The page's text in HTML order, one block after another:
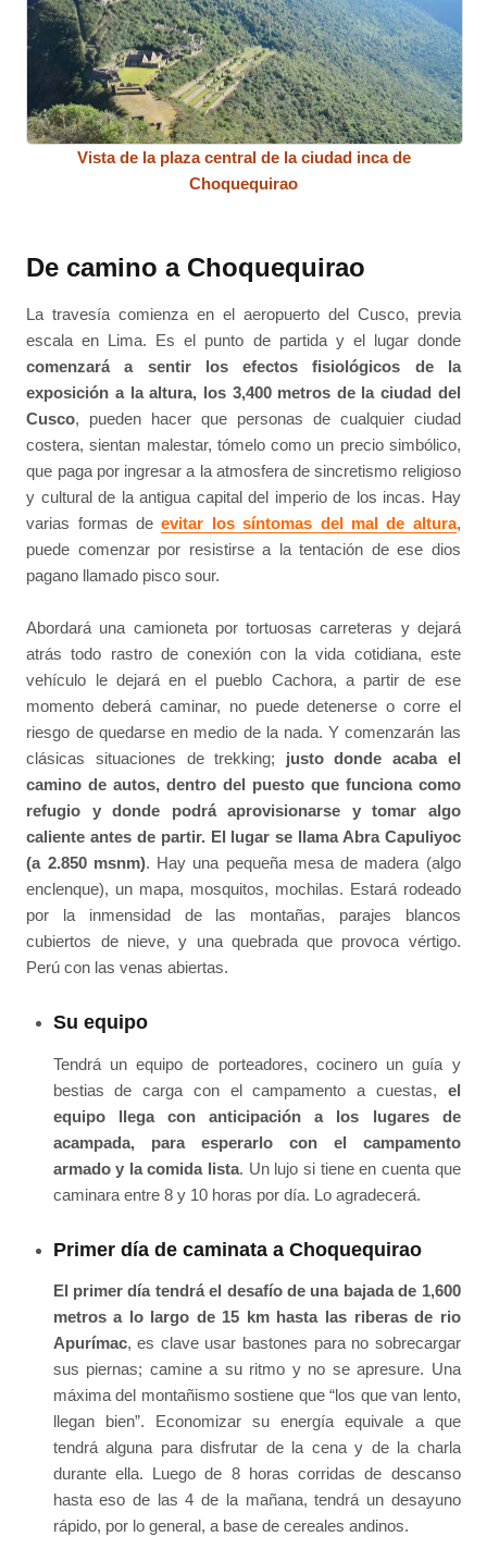
Vista de la plaza central de la ciudad inca de
Choquequirao
De camino a Choquequirao
La travesía comienza en el aeropuerto del Cusco, previa
escala en Lima. Es el punto de partida y el lugar donde
comenzará a sentir los efectos fisiológicos de la
exposición a la altura, los 3,400 metros de la ciudad del
Cusco, pueden hacer que personas de cualquier ciudad
costera, sientan malestar, tómelo como un precio simbólico,
que paga por ingresar a la atmosfera de sincretismo religioso
y cultural de la antigua capital del imperio de los incas. Hay
varias formas deevitar los síntomas del mal de altura,
puede comenzar por resistirse a la tentación de ese dios
pagano llamado pisco sour.
Abordará una camioneta por tortuosas carreteras y dejará
atrás todo rastro de conexión con la vida cotidiana, este
vehículo le dejará en el pueblo Cachora, a partir de ese
momento deberá caminar, no puede detenerse o corre el
riesgo de quedarse en medio de la nada. Y comenzarán las
clásicas situaciones de trekking; justo donde acaba el
camino de autos, dentro del puesto que funciona como
refugio y donde podrá aprovisionarse y tomar algo
caliente antes de partir. El lugar se llama Abra Capuliyoc
(a 2.850 msnm). Hay una pequeña mesa de madera (algo
enclenque), un mapa, mosquitos, mochilas. Estará rodeado
por la inmensidad de las montañas, parajes blancos
cubiertos de nieve, y una quebrada que provoca vértigo.
Perú con las venas abiertas.
Su equipo
Tendrá un equipo de porteadores, cocinero un guía y
bestias de carga con el campamento a cuestas, el
equipo llega con anticipación a los lugares de
acampada, para esperarlo con el campamento
armado y la comida lista. Un lujo si tiene en cuenta que
caminara entre 8 y 10 horas por día. Lo agradecerá.
Primer día de caminata a Choquequirao
El primer día tendrá el desafío de una bajada de 1,600
metros a lo largo de 15 km hasta las riberas de rio
Apurímac, es clave usar bastones para no sobrecargar
sus piernas; camine a su ritmo y no se apresure. Una
máxima del montañismo sostiene que “los que van lento,
llegan bien”. Economizar su energía equivale a que
tendrá alguna para disfrutar de la cena y de la charla
durante ella. Luego de 8 horas corridas de descanso
hasta eso de las 4 de la mañana, tendrá un desayuno
rápido, por lo general, a base de cereales andinos.